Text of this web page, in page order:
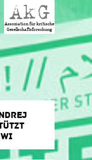
Assoziation für kritische
Gesellschaftsforschung